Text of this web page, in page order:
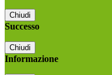
Chiudi
Successo
Chiudi
Informazione